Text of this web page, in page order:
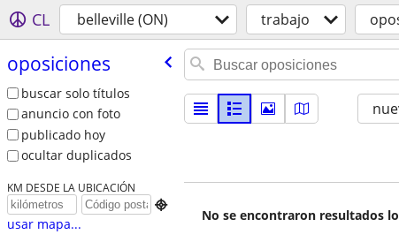
CL belleville (ON) trabajo
oposiciones
buscar solo títulos
anuncio con foto
publicado hoy
ocultar duplicados
KM DESDE LA UBICACIÓN

usar mapa...
No se encontraron resultados